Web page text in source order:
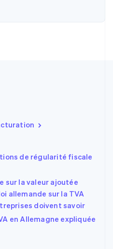
de régularité fiscale
sur la valeur ajoutée
allemande sur la TVA
doivent savoir
en Allemagne expliquée